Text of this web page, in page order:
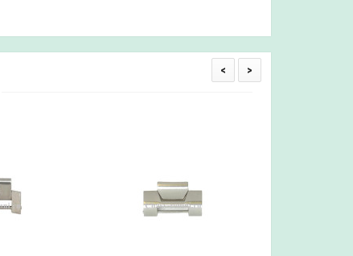
< >